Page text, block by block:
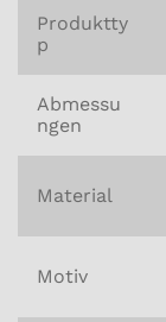
Produktty
p
Abmessu
ngen
Material
Motiv